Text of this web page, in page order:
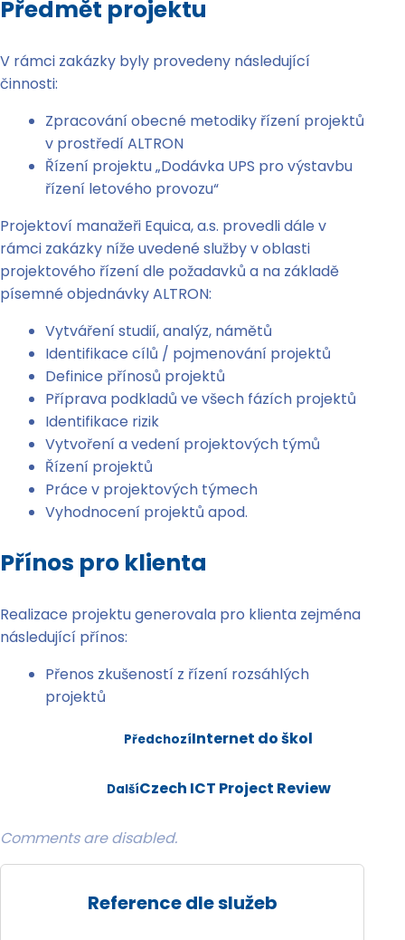
Předmět projektu
V rámci zakázky byly provedeny následující
činnosti:
Zpracování obecné metodiky řízení projektů
v prostředí ALTRON
Řízení projektu „Dodávka UPS pro výstavbu
řízení letového provozu“
Projektoví manažeři Equica, a.s. provedli dále v
rámci zakázky níže uvedené služby v oblasti
projektového řízení dle požadavků a na základě
písemné objednávky ALTRON:
Vytváření studií, analýz, námětů
Identifikace cílů / pojmenování projektů
Definice přínosů projektů
Příprava podkladů ve všech fázích projektů
Identifikace rizik
Vytvoření a vedení projektových týmů
Řízení projektů
Práce v projektových týmech
Vyhodnocení projektů apod.
Přínos pro klienta
Realizace projektu generovala pro klienta zejména
následující přínos:
Přenos zkušeností z řízení rozsáhlých
projektů
PředchozíInternet do škol
DalšíCzech ICT Project Review
Comments are disabled.
Reference dle služeb